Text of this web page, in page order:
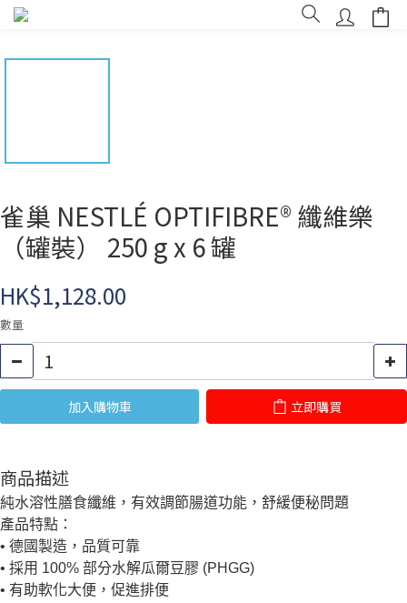
雀巢 NESTLÉ OPTIFIBRE® 纖維樂
（罐裝） 250 g x 6 罐
HK$1,128.00
數量
加入購物車 立即購買
商品描述
純水溶性膳食纖維，有效調節腸道功能，舒緩便秘問題
產品特點：
• 德國製造，品質可靠
• 採用 100% 部分水解瓜爾豆膠 (PHGG)
• 有助軟化大便，促進排便